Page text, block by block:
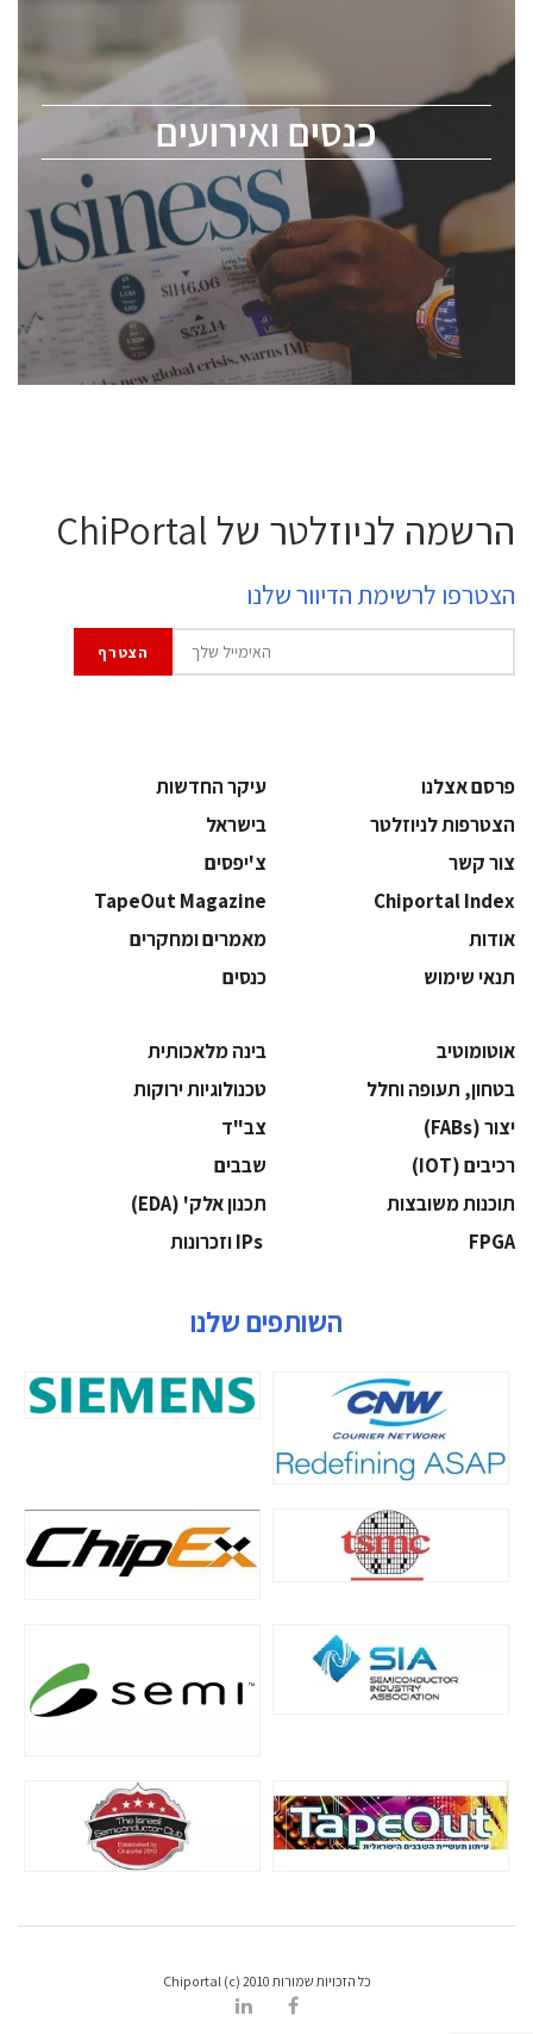
כנסים ואירועים
לכל העוסקים בתעשיית הסמיקונדקטור כולל מהנדסים,
ChipEx2026 will be held on May 12-13, 2026. The
conference is intended for everyone involved in the
semiconductor industry, including engineers,
professional experts, and senior executives.
לחץ לפרטים
הרשמה לניוזלטר של ChiPortal
הצטרפו לרשימת הדיוור שלנו
פרסם אצלנו
עיקר החדשות
הצטרפות לניוזלטר
בישראל
צור קשר
צ'יפסים
Chiportal Index
TapeOut Magazine
אודות
מאמרים ומחקרים
תנאי שימוש
כנסים
אוטומוטיב
בינה מלאכותית
בטחון, תעופה וחלל
‫טכנולוגיות ירוקות‬
‫יצור (‪(FABs‬‬
‫צב"ד‬
‫רכיבים‬ (IOT)
‫שבבים‬
‫תוכנות משובצות‬
‫תכנון אלק' (‪(EDA‬‬
‫‪FPGA‬‬
השותפים שלנו
כל הזכויות שמורות Chiportal (c) 2010